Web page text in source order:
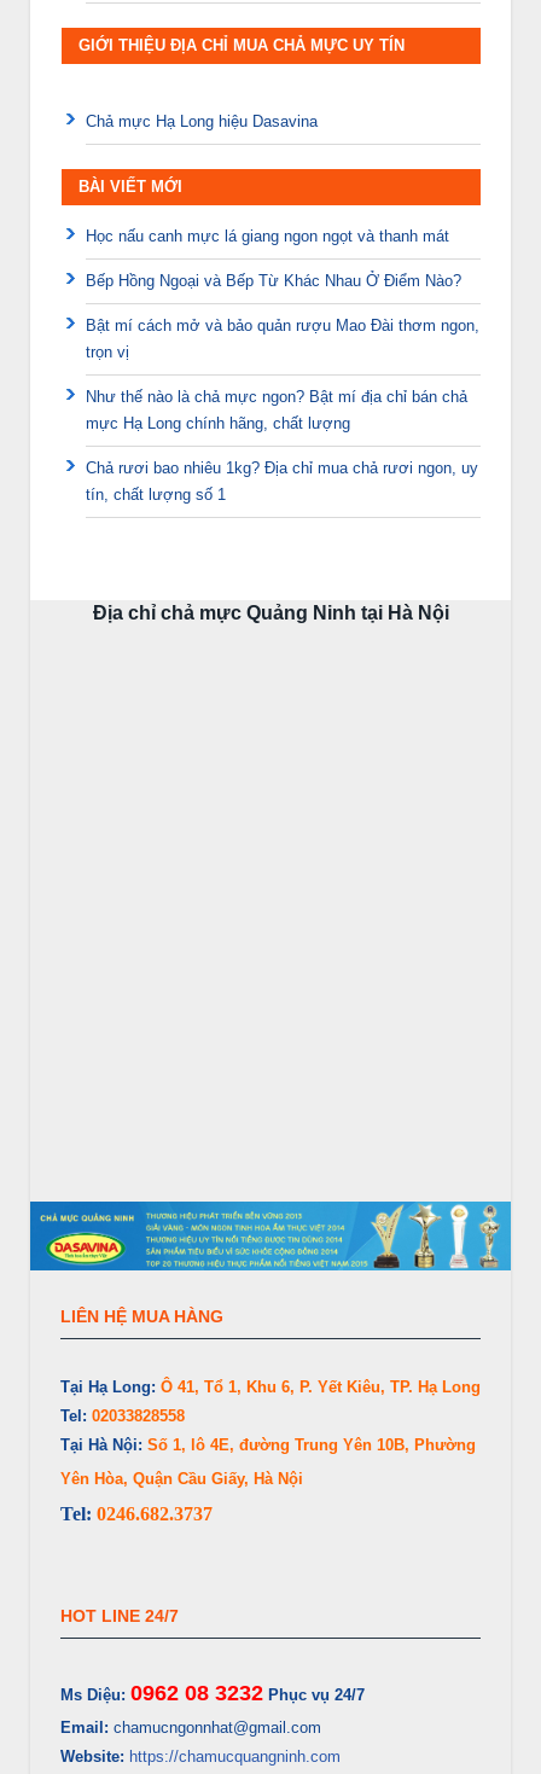
GIỚI THIỆU ĐỊA CHỈ MUA CHẢ MỰC UY TÍN
Chả mực Hạ Long hiệu Dasavina
BÀI VIẾT MỚI
Học nấu canh mực lá giang ngon ngọt và thanh mát
Bếp Hồng Ngoại và Bếp Từ Khác Nhau Ở Điểm Nào?
Bật mí cách mở và bảo quản rượu Mao Đài thơm ngon,
trọn vị
Như thế nào là chả mực ngon? Bật mí địa chỉ bán chả
mực Hạ Long chính hãng, chất lượng
Chả rươi bao nhiêu 1kg? Địa chỉ mua chả rươi ngon, uy
tín, chất lượng số 1
Địa chỉ chả mực Quảng Ninh tại Hà Nội
LIÊN HỆ MUA HÀNG
Tại Hạ Long: Ô 41, Tổ 1, Khu 6, P. Yết Kiêu, TP. Hạ Long
Tel: 02033828558
Tại Hà Nội: Số 1, lô 4E, đường Trung Yên 10B, Phường
Yên Hòa, Quận Cầu Giấy, Hà Nội
Tel: 0246.682.3737
HOT LINE 24/7
Ms Diệu: 0962 08 3232 Phục vụ 24/7
Email: chamucngonnhat@gmail.com
Website: https://chamucquangninh.com